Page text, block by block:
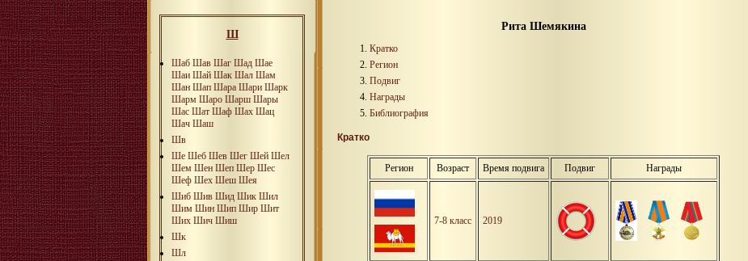
Ш
Шаб Шав Шаг Шад Шае
Шаи Шай Шак Шал Шам
Шан Шап Шара Шари Шарк
Шарм Шаро Шарш Шары
Шас Шат Шаф Шах Шац
Шач Шаш
Шв
Ше Шеб Шев Шег Шей Шел
Шем Шен Шеп Шер Шес
Шеф Шех Шеш Шея
Шиб Шив Шид Шик Шил
Шим Шин Шип Шир Шит
Ших Шич Шиш
Шк
Шл
Рита Шемякина
Кратко
Регион
Подвиг
Награды
Библиография
Кратко
Регион Возраст Время подвига Подвиг Награды
7-8 класс 2019